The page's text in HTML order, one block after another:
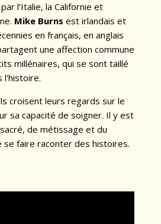
l’Italie, la Californie et
Mike Burns est irlandais et
en français, en anglais
une affection commune
millénaires, qui se sont taillé
croisent leurs regards sur le
sa capacité de soigner. Il y est
de métissage et du
se faire raconter des histoires.